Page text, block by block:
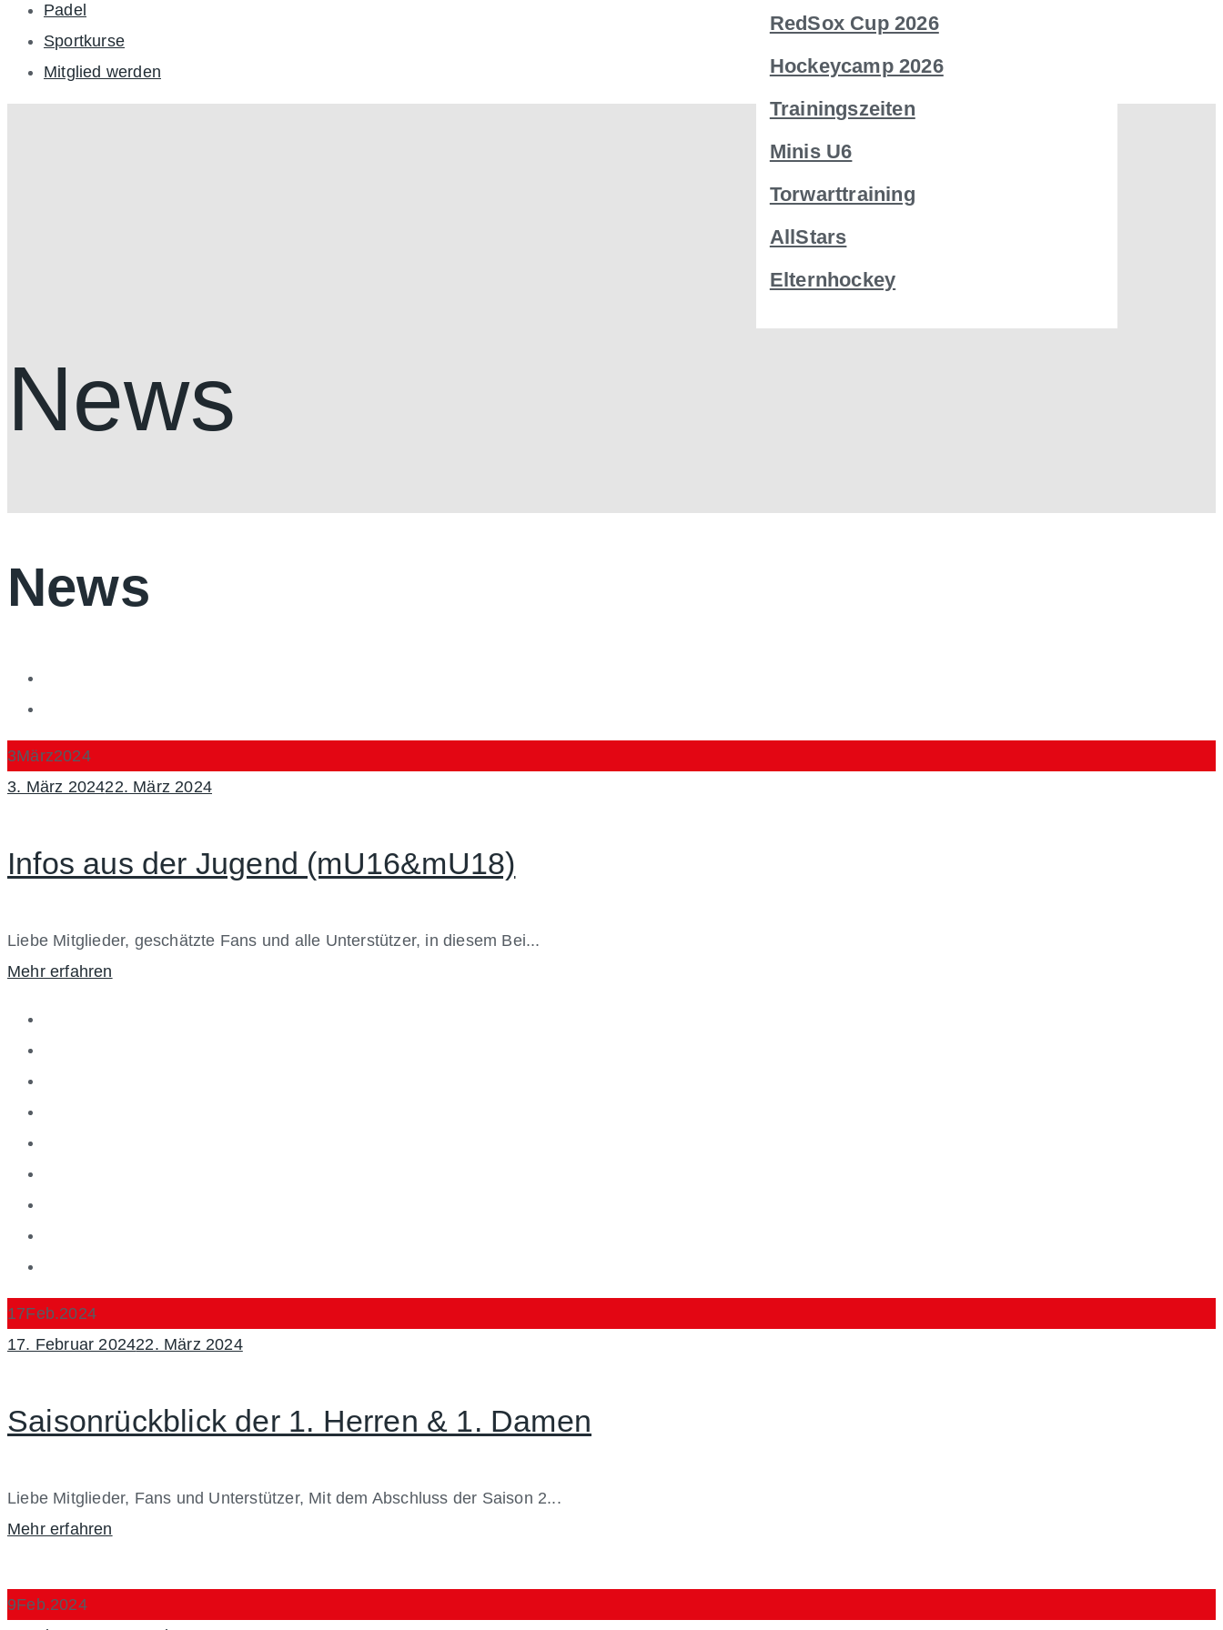
Padel
Sportkurse
Mitglied werden
RedSox Cup 2026
Hockeycamp 2026
Trainingszeiten
Minis U6
Torwarttraining
AllStars
Elternhockey
News
News
3März2024
Posted
3. März 202422. März 2024
Infos aus der Jugend (mU16&mU18)
Liebe Mitglieder, geschätzte Fans und alle Unterstützer, in diesem Bei...
Mehr erfahren
17Feb.2024
Posted
17. Februar 202422. März 2024
Saisonrückblick der 1. Herren & 1. Damen
Liebe Mitglieder, Fans und Unterstützer, Mit dem Abschluss der Saison 2...
Mehr erfahren
9Feb.2024